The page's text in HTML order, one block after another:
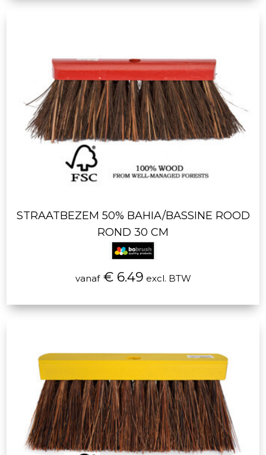
STRAATBEZEM 50% BAHIA/BASSINE ROOD
ROND 30 CM
vanaf€ 6.49 excl. BTW